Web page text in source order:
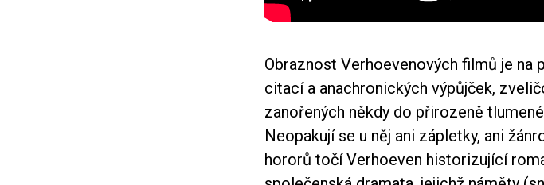
Obraznost Verhoevenových filmů je na
citací a anachronických výpůjček,
zanořených někdy do přirozeně
Neopakují se u něj ani zápletky, ani
hororů točí Verhoeven historizující